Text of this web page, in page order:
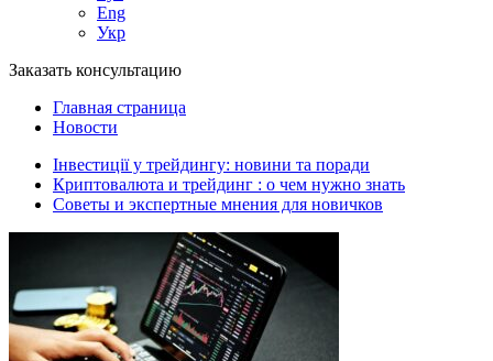
Eng
Укр
Заказать консультацию
Главная страница
Новости
Інвестиції у трейдингу: новини та поради
Криптовалюта и трейдинг : о чем нужно знать
Советы и экспертные мнения для новичков